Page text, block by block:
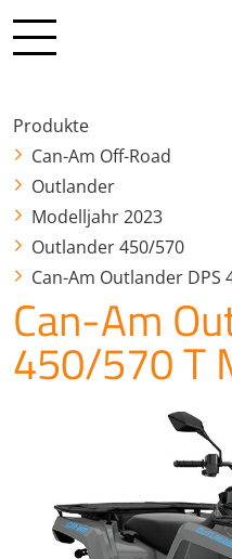
Produkte
Can-Am Off-Road
Outlander
Modelljahr 2023
Outlander 450/570
Can-Am Outlander DPS
Can-Am
450/570 T